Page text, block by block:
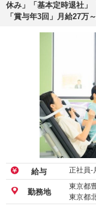
休み」「基本定時退社」
「賞与年3回」月給27
給与 正社員-
勤務地
東京都
東京都